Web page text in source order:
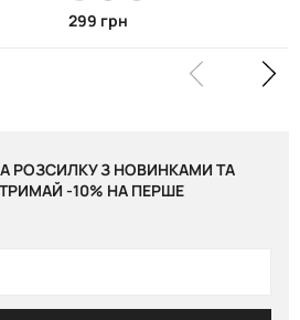
299 грн
РОЗСИЛКУ З НОВИНКАМИ ТА
-10% НА ПЕРШЕ